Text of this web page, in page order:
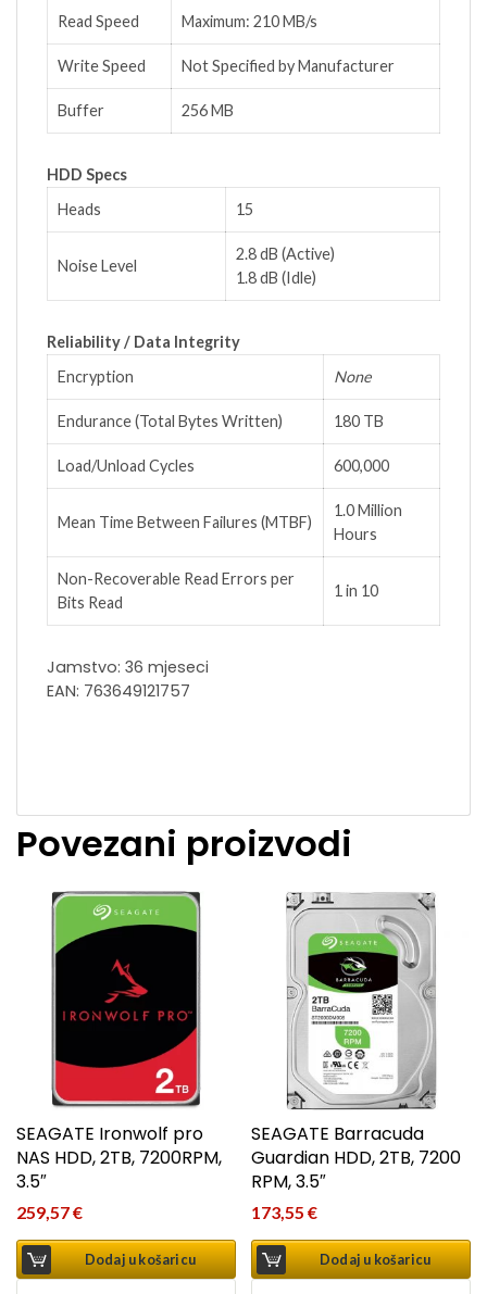
Read Speed Maximum: 210 MB/s
Write Speed Not Specified by Manufacturer
Buffer 256 MB
HDD Specs
Heads
15
Noise Level
2.8 dB (Active)
1.8 dB (Idle)
Reliability / Data Integrity
Encryption
None
Endurance (Total Bytes Written) 180 TB
Load/Unload Cycles 600,000
Mean Time Between Failures (MTBF)
1.0 Million
Hours
Non-Recoverable Read Errors per
Bits Read
1 in 10
Jamstvo: 36 mjeseci
EAN: 763649121757
Povezani proizvodi
SEAGATE Ironwolf pro
NAS HDD, 2TB, 7200RPM,
3.5″
259,57€
Dodaj u košaricu
SEAGATE Barracuda
Guardian HDD, 2TB, 7200
RPM, 3.5″
173,55€
Dodaj u košaricu